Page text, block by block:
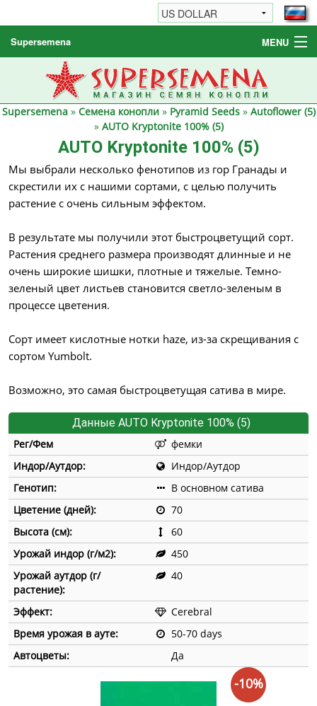
Supersemena MENU
Семена конопли
Другие товары
Как заказать / FAQ
Supersemena» Семена конопли» Pyramid Seeds» Autoflower (5)
» AUTO Kryptonite 100% (5)
AUTO Kryptonite 100% (5)
Мы выбрали несколько фенотипов из гор Гранады и
скрестили их с нашими сортами, с целью получить
растение с очень сильным эффектом.
В результате мы получили этот быстроцветущий сорт.
Растения среднего размера производят длинные и не
очень широкие шишки, плотные и тяжелые. Темно-
зеленый цвет листьев становится светло-зеленым в
процессе цветения.
Сорт имеет кислотные нотки haze, из-за скрещивания с
сортом Yumbolt.
Возможно, это самая быстроцветущая сатива в мире.
Данные AUTO Kryptonite 100% (5)
Рег/Фем
фемки
Индор/Аутдор:
Индор/Аутдор
Генотип:
В основном сатива
Цветение (дней):
70
Высота (см):
60
Урожай индор (г/м2):
450
Урожай аутдор (г/
растение):
40
Эффект:
Cerebral
Время урожая в ауте:
50-70 days
Автоцветы:
Да
-10%